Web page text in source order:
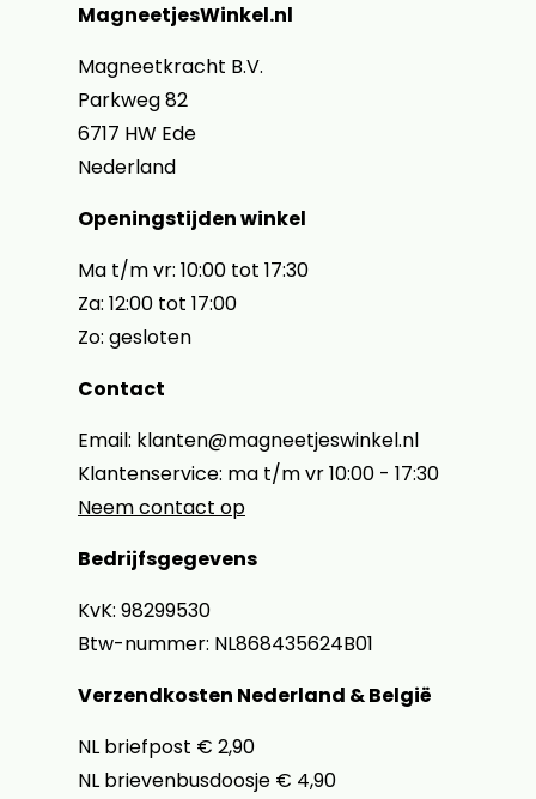
MagneetjesWinkel.nl
Magneetkracht B.V.
Parkweg 82
6717 HW Ede
Nederland
Openingstijden winkel
Ma t/m vr: 10:00 tot 17:30
Za: 12:00 tot 17:00
Zo: gesloten
Contact
Email: klanten@magneetjeswinkel.nl
Klantenservice: ma t/m vr 10:00 - 17:30
Neem contact op
Bedrijfsgegevens
KvK: 98299530
Btw-nummer: NL868435624B01
Verzendkosten Nederland & België
NL briefpost € 2,90
NL brievenbusdoosje € 4,90